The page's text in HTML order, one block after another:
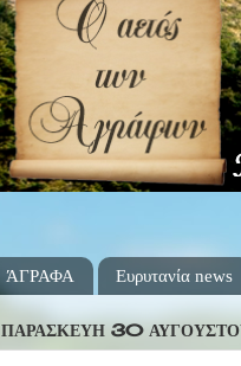
ΆΓΡΑΦΑ Ευρυτανία news
ΠΑΡΑΣΚΕΥΉ 30